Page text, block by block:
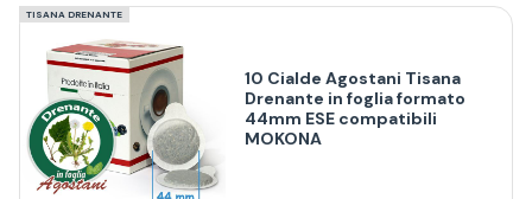
TISANA DRENANTE
10 Cialde Agostani Tisana
Drenante in foglia formato
44mm ESE compatibili
MOKONA